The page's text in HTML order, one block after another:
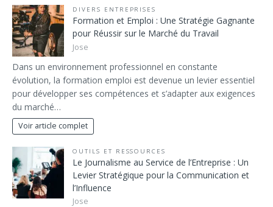
DIVERS ENTREPRISES
Formation et Emploi : Une Stratégie Gagnante
pour Réussir sur le Marché du Travail
Jose
Dans un environnement professionnel en constante
évolution, la formation emploi est devenue un levier essentiel
pour développer ses compétences et s’adapter aux exigences
du marché…
Voir article complet
OUTILS ET RESSOURCES
Le Journalisme au Service de l’Entreprise : Un
Levier Stratégique pour la Communication et
l’Influence
Jose